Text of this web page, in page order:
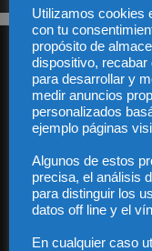
Utilizamos cookies
con tu
propósito de
dispositivo, recabar
para desarrollar y
medir anuncios
personalizados
ejemplo páginas
Algunos de estos
precisa, el análisis
para distinguir los
datos off line y el
En cualquier caso